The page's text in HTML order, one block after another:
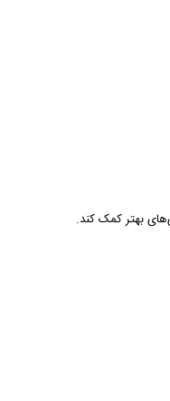
بهتر کمک کند.